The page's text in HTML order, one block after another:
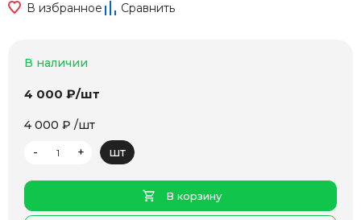
В избранное Сравнить
В наличии
4 000 ₽/шт
4 000 ₽ /шт
-
+ шт
В корзину